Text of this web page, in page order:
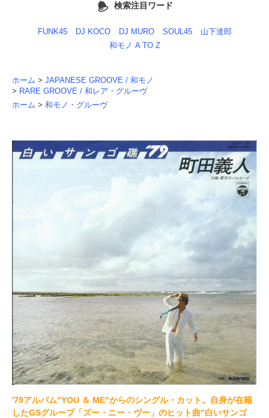
検索注目ワード
FUNK45 DJ KOCO DJ MURO SOUL45
山下達郎
和モノ A TO Z
ホーム > JAPANESE GROOVE / 和モノ
> RARE GROOVE / 和レア・グルーヴ
ホーム > 和モノ・グルーヴ
'79アルバム"YOU ＆ ME"からのシングル・カット。自身が在籍
したGSグループ「ズー・ニー・ヴー」のヒット曲"白いサンゴ